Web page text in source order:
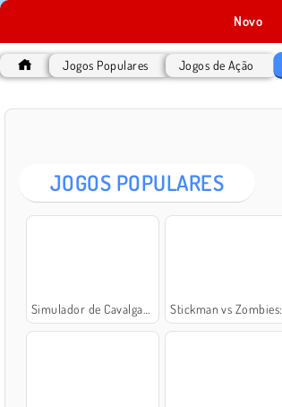
Novo
Jogos Populares Jogos de Ação
JOGOS POPULARES
Simulador de Cavalgada Zumbi Stickman vs Zombies: Epic Fight